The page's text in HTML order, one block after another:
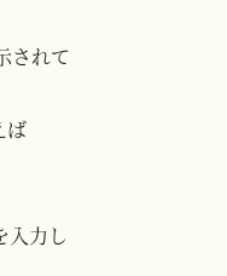
されて
ば
入力し